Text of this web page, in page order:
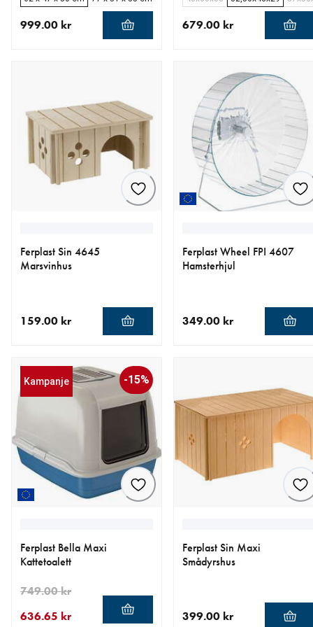
999.00 kr 679.00 kr
Ferplast Sin 4645
Marsvinhus
159.00 kr
Ferplast Wheel FPI 4607
Hamsterhjul
349.00 kr
Kampanje -15%
Ferplast Bella Maxi
Kattetoalett
636.65 kr
749.00 kr
Ferplast Sin Maxi
Smådyrshus
399.00 kr